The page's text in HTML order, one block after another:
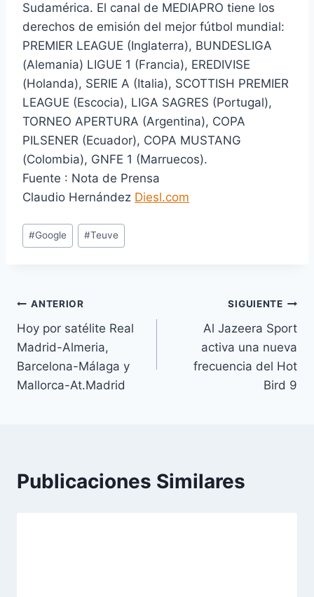
Sudamérica. El canal de MEDIAPRO tiene los
derechos de emisión del mejor fútbol mundial:
PREMIER LEAGUE (Inglaterra), BUNDESLIGA
(Alemania) LIGUE 1 (Francia), EREDIVISE
(Holanda), SERIE A (Italia), SCOTTISH PREMIER
LEAGUE (Escocia), LIGA SAGRES (Portugal),
TORNEO APERTURA (Argentina), COPA
PILSENER (Ecuador), COPA MUSTANG
(Colombia), GNFE 1 (Marruecos).
Fuente : Nota de Prensa
Claudio Hernández Diesl.com
E
t
u
e
t
a
s
e
#Google #Teuve
Navegación
de
entradas
ANTERIOR
Hoy por satélite Real
Madrid-Almeria,
Barcelona-Málaga y
Mallorca-At.Madrid
SIGUIENTE
Al Jazeera Sport
activa una nueva
frecuencia del Hot
Bird 9
Publicaciones Similares